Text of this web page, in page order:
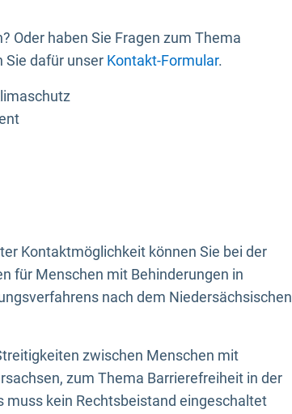
Oder haben Sie Fragen zum Thema
Sie dafür unser Kontakt-Formular.
Kontaktmöglichkeit können Sie bei der
für Menschen mit Behinderungen in
nach dem Niedersächsischen
zwischen Menschen mit
zum Thema Barrierefreiheit in der
muss kein Rechtsbeistand eingeschaltet